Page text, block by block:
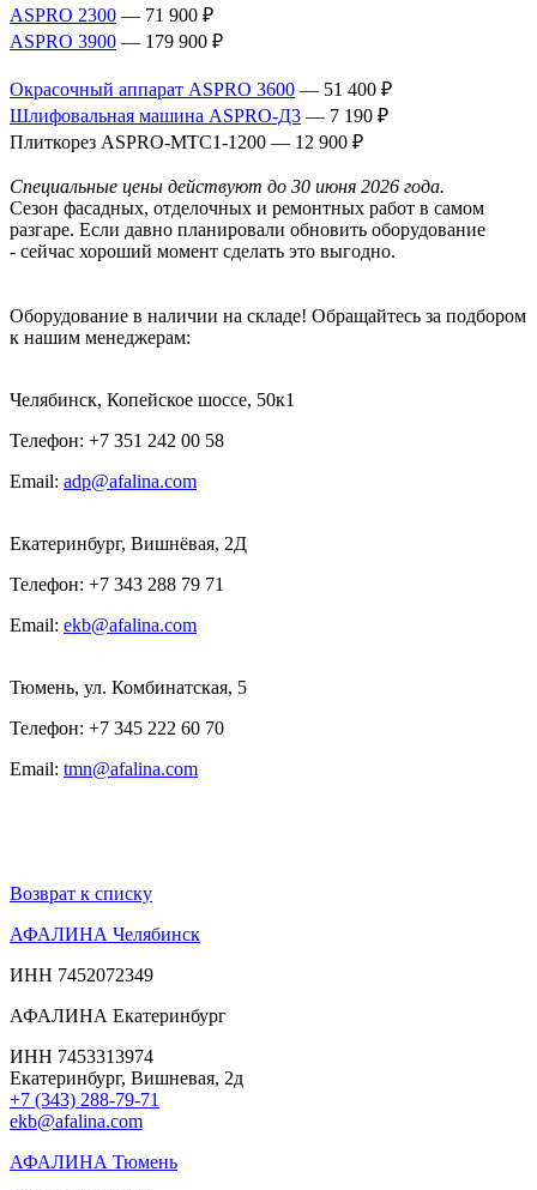
ASPRO 2300 — 71 900 ₽
ASPRO 3900 — 179 900 ₽
Окрасочный аппарат ASPRO 3600 — 51 400 ₽
Шлифовальная машина ASPRO-Д3 — 7 190 ₽
Плиткорез ASPRO-MTC1-1200 — 12 900 ₽
Специальные цены действуют до 30 июня 2026 года.
Сезон фасадных, отделочных и ремонтных работ в самом
разгаре. Если давно планировали обновить оборудование
- сейчас хороший момент сделать это выгодно.
Оборудование в наличии на складе! Обращайтесь за подбором
к нашим менеджерам:
Челябинск, Копейское шоссе, 50к1
Телефон: +7 351 242 00 58
Email: adp@afalina.com
Екатеринбург, Вишнёвая, 2Д
Телефон: +7 343 288 79 71
Email: ekb@afalina.com
Тюмень, ул. Комбинатская, 5
Телефон: +7 345 222 60 70
Email: tmn@afalina.com
Возврат к списку
АФАЛИНА Челябинск
ИНН 7452072349
АФАЛИНА Екатеринбург
ИНН 7453313974
Екатеринбург, Вишневая, 2д
+7 (343) 288-79-71
ekb@afalina.com
АФАЛИНА Тюмень